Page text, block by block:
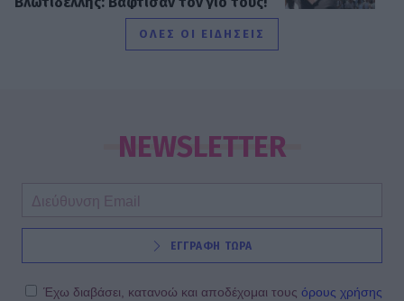
Το όνομα και το πάρτι με φίλους
δημόσια υπεράσπισή της από τους
haters - «Θα το έκανα 500 φορές»
SHOWBIZ
Καληφώνη - Μάστορας: Μαζί στην
αναρτήσεις
ΟΛΕΣ ΟΙ ΕΙΔΗΣΕΙΣ
NEWSLETTER
ΕΓΓΡΑΦΗ ΤΩΡΑ
Έχω διαβάσει, κατανοώ και αποδέχομαι τους όρους χρήσης